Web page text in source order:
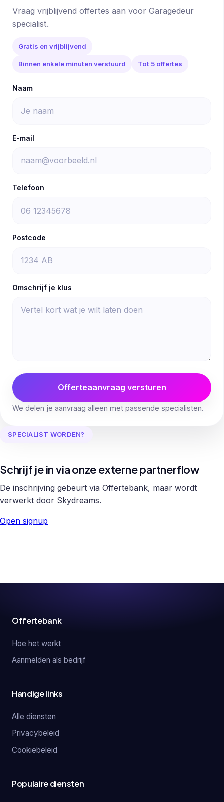
Vraag vrijblijvend offertes aan voor Garagedeur
specialist.
Gratis en vrijblijvend
Binnen enkele minuten verstuurd Tot 5 offertes
Naam
E-mail
Telefoon
Postcode
Omschrijf je klus
Offerteaanvraag versturen
We delen je aanvraag alleen met passende specialisten.
SPECIALIST WORDEN?
Schrijf je in via onze externe partnerflow
De inschrijving gebeurt via Offertebank, maar wordt
verwerkt door Skydreams.
Open signup
Offertebank
Hoe het werkt
Aanmelden als bedrijf
Handige links
Alle diensten
Privacybeleid
Cookiebeleid
Populaire diensten